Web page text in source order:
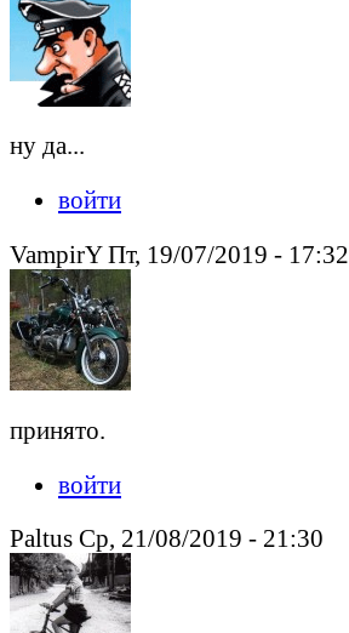
ну да...
войти
VampirY Пт, 19/07/2019 - 17:32
принято.
войти
Paltus Ср, 21/08/2019 - 21:30